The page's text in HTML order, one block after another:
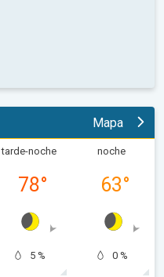
Mapa
tarde-noche
78°
5 %
noche
63°
0 %